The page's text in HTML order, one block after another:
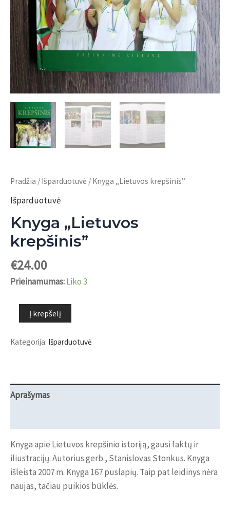
Pradžia / Išparduotuvė / Knyga „Lietuvos krepšinis”
Išparduotuvė
Knyga „Lietuvos
krepšinis”
€24.00
Prieinamumas:Liko 3
produkto
kiekis:
Knyga
Į krepšelį
Kategorija: Išparduotuvė
Aprašymas
Knyga apie Lietuvos krepšinio istoriją, gausi faktų ir
iliustracijų. Autorius gerb., Stanislovas Stonkus. Knyga
išleista 2007 m. Knyga 167 puslapių. Taip pat leidinys nėra
naujas, tačiau puikios būklės.